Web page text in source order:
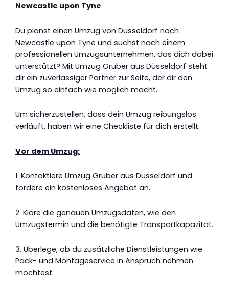
Newcastle upon Tyne
Du planst einen Umzug von Düsseldorf nach
Newcastle upon Tyne und suchst nach einem
professionellen Umzugsunternehmen, das dich dabei
unterstützt? Mit Umzug Gruber aus Düsseldorf steht
dir ein zuverlässiger Partner zur Seite, der dir den
Umzug so einfach wie möglich macht.
Um sicherzustellen, dass dein Umzug reibungslos
verläuft, haben wir eine Checkliste für dich erstellt:
Vor dem Umzug:
1. Kontaktiere Umzug Gruber aus Düsseldorf und
fordere ein kostenloses Angebot an.
2. Kläre die genauen Umzugsdaten, wie den
Umzugstermin und die benötigte Transportkapazität.
3. Überlege, ob du zusätzliche Dienstleistungen wie
Pack- und Montageservice in Anspruch nehmen
möchtest.